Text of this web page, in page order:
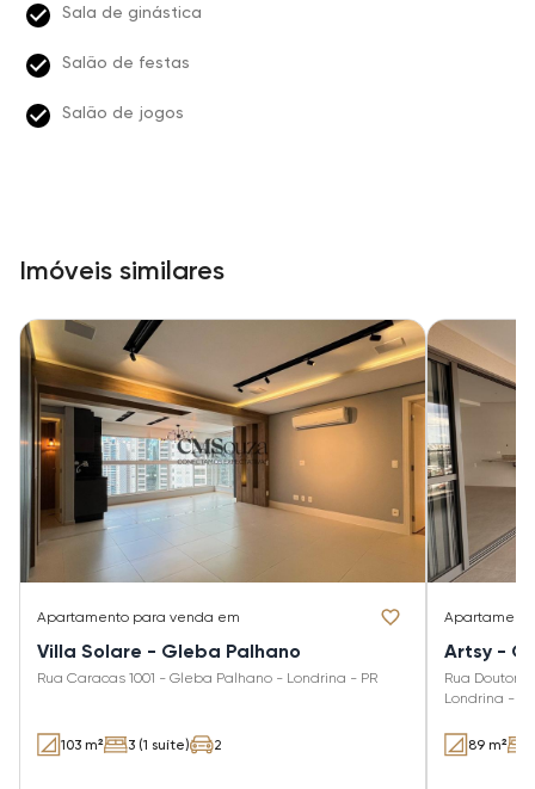
Sala de ginástica
Salão de festas
Salão de jogos
Imóveis similares
Apartamento para venda em
Villa Solare - Gleba Palhano
Rua Caracas 1001 - Gleba Palhano - Londrina - PR
103 m² 3 (1 suíte) 2
Artsy -
Rua Doutor
Londrina - PR
89 m²